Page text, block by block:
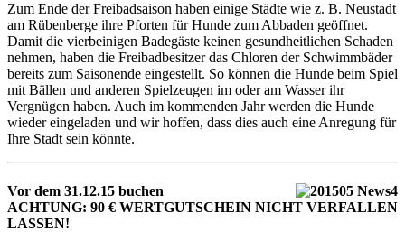
Zum Ende der Freibadsaison haben einige Städte wie z. B. Neustadt
am Rübenberge ihre Pforten für Hunde zum Abbaden geöffnet.
Damit die vierbeinigen Badegäste keinen gesundheitlichen Schaden
nehmen, haben die Freibadbesitzer das Chloren der Schwimmbäder
bereits zum Saisonende eingestellt. So können die Hunde beim Spiel
mit Bällen und anderen Spielzeugen im oder am Wasser ihr
Vergnügen haben. Auch im kommenden Jahr werden die Hunde
wieder eingeladen und wir hoffen, dass dies auch eine Anregung für
Ihre Stadt sein könnte.
Vor dem 31.12.15 buchen
ACHTUNG: 90 € WERTGUTSCHEIN NICHT VERFALLEN
LASSEN!